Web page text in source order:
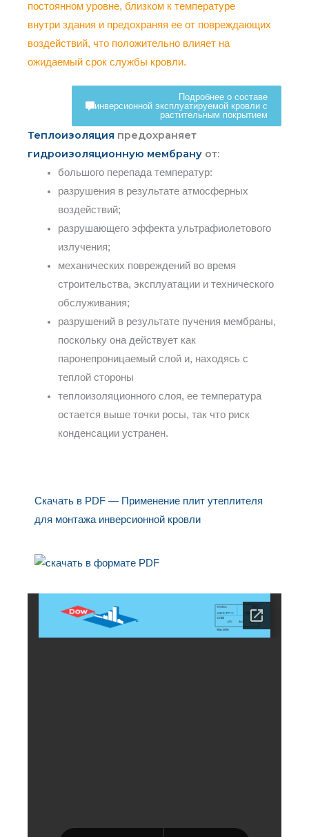
постоянном уровне, близком к температуре
внутри здания и предохраняя ее от повреждающих
воздействий, что положительно влияет на
ожидаемый срок службы кровли.
Подробнее о составе
инверсионной эксплуатируемой кровли с
растительным покрытием
Теплоизоляция предохраняет
гидроизоляционную мембрану от:
большого перепада температур:
разрушения в результате атмосферных
воздействий;
разрушающего эффекта ультрафиолетового
излучения;
механических повреждений во время
строительства, эксплуатации и технического
обслуживания;
разрушений в результате пучения мембраны,
поскольку она действует как
паронепроницаемый слой и, находясь с
теплой стороны
теплоизоляционного слоя, ее температура
остается выше точки росы, так что риск
конденсации устранен.
Скачать в PDF — Применение плит утеплителя
для монтажа инверсионной кровли